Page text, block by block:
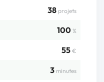
38 projets
100 %
55 €
3 minutes